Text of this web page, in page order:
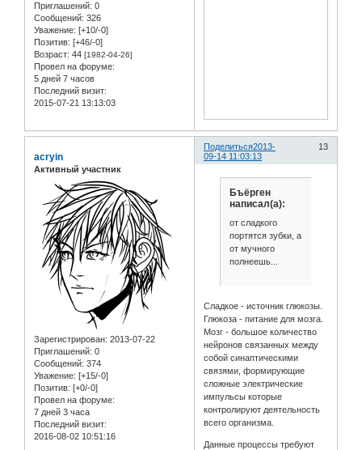
Приглашений: 0
Сообщений: 326
Уважение: [+10/-0]
Позитив: [+46/-0]
Возраст: 44 [1982-04-26]
Провел на форуме:
5 дней 7 часов
Последний визит:
2015-07-21 13:13:03
Поделиться 13
2013-
09-14 11:03:13
acryin
Активный участник
Зарегистрирован: 2013-07-22
Приглашений: 0
Сообщений: 374
Уважение: [+15/-0]
Позитив: [+0/-0]
Провел на форуме:
7 дней 3 часа
Последний визит:
2016-08-02 10:51:16
Бъёрген
написал(а):
от сладкого
портятся зубки, а
от мучного
полнеешь...
Сладкое - источник глюкозы.
Глюкоза - питание для мозга.
Мозг - большое количество
нейронов связанных между
собой синаптическими
связями, формирующие
сложные электрические
импульсы которые
контролируют деятельность
всего организма.
Данные процессы требуют